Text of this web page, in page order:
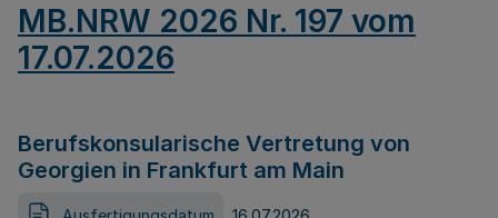
MB.NRW 2026 Nr. 197 vom
17.07.2026
Berufskonsularische Vertretung von
Georgien in Frankfurt am Main